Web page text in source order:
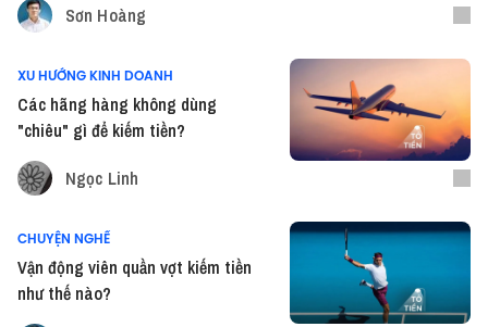
Sơn Hoàng
XU HƯỚNG KINH DOANH
Các hãng hàng không dùng
"chiêu" gì để kiếm tiền?
Ngọc Linh
CHUYỆN NGHỀ
Vận động viên quần vợt kiếm tiền
như thế nào?